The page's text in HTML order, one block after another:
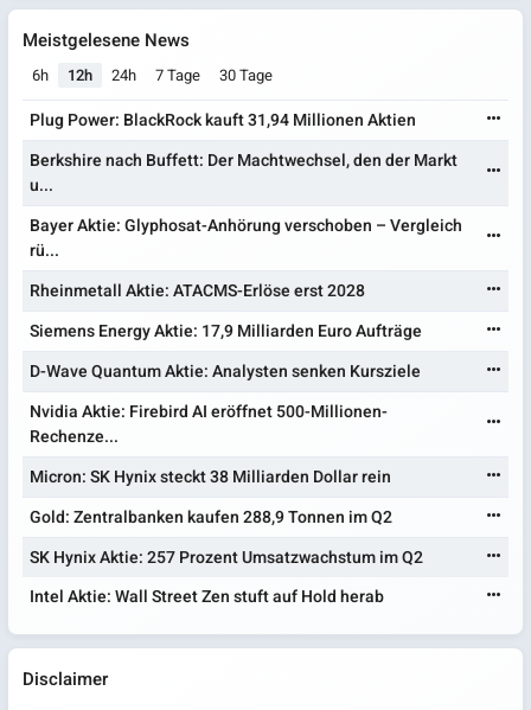
Meistgelesene News
6h 12h 24h 7 Tage 30 Tage
Plug Power: BlackRock kauft 31,94 Millionen Aktien
Berkshire nach Buffett: Der Machtwechsel, den der Markt
u...
Bayer Aktie: Glyphosat-Anhörung verschoben – Vergleich
rü...
Rheinmetall Aktie: ATACMS-Erlöse erst 2028
Siemens Energy Aktie: 17,9 Milliarden Euro Aufträge
D-Wave Quantum Aktie: Analysten senken Kursziele
Nvidia Aktie: Firebird AI eröffnet 500-Millionen-
Rechenze...
Micron: SK Hynix steckt 38 Milliarden Dollar rein
Gold: Zentralbanken kaufen 288,9 Tonnen im Q2
SK Hynix Aktie: 257 Prozent Umsatzwachstum im Q2
Intel Aktie: Wall Street Zen stuft auf Hold herab
Disclaimer